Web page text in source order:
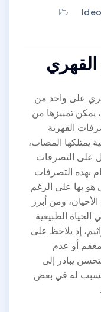
على واحد من
يمكن تمييزها من
القهرية
يمتلكها المصاب،
على التصرفات
بهذه التصرفات
هو بها على الرغم
ومن أبرز
الطبيعية
إذ يلاحظ على
أو عدم
يبادر إلى
له في بعض